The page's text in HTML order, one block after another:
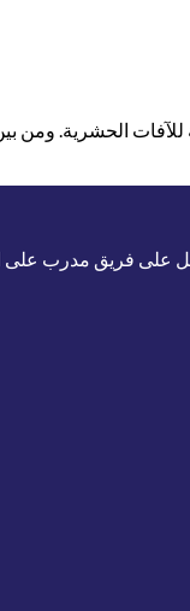
للآفات الحشرية. ومن
على فريق مدرب على